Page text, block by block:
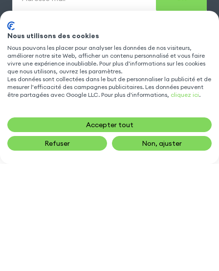
€ AJOUTER AU PANIER
INFORMATIONS CLIENTS
MODÈLES POPULAIRES
NOUS CONTACTER
Nous utilisons des cookies
Nous pouvons les placer pour analyser les données de nos visiteurs,
améliorer notre site Web, afficher un contenu personnalisé et vous faire
vivre une expérience inoubliable. Pour plus d'informations sur les cookies
que nous utilisons, ouvrez les paramètres.
Les données sont collectées dans le but de personnaliser la publicité et de
mesurer l'efficacité des campagnes publicitaires. Les données peuvent
être partagées avec Google LLC. Pour plus d'informations, cliquez ici.
Accepter tout
Refuser Non, ajuster